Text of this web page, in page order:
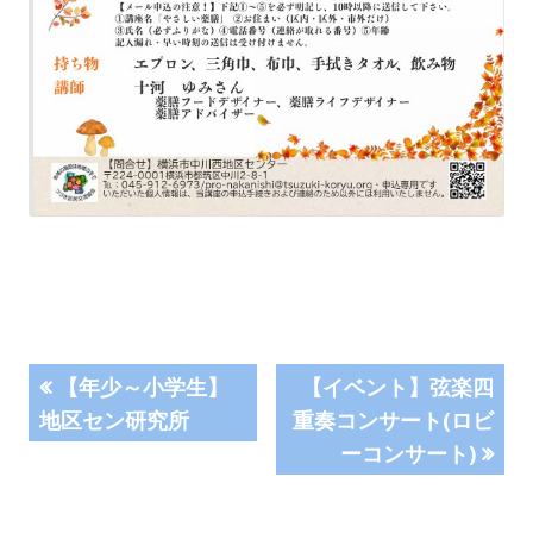
投
稿
前
の
【年少～小学生】
地区セン研究所
次
の
【イベント】弦楽四
重奏コンサート(ロビ
ーコンサート)